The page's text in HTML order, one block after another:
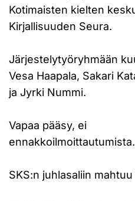
Kotimaisten kielten
Kirjallisuuden Seura.
Järjestelytyöryhmään
Vesa Haapala, Sakari
ja Jyrki Nummi.
Vapaa pääsy, ei
SKS:n juhlasaliin